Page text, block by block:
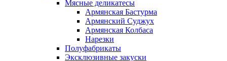
Мясные деликатесы
Армянская Бастурма
Армянский Суджух
Армянская Колбаса
Нарезки
Полуфабрикаты
Эксклюзивные закуски